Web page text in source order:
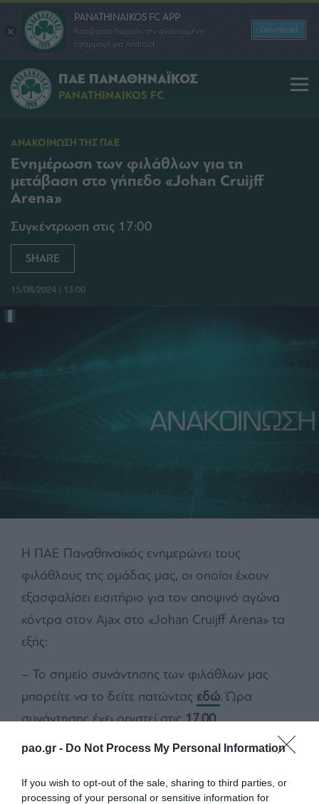
pao.gr - Do Not Process My Personal Information
If you wish to opt-out of the sale, sharing to third parties, or
processing of your personal or sensitive information for
PANATHINAIKOS FC APP
Κατεβάστε δωρεάν την ανανεωμένη
εφαρμογή για Android
Download
ΠΑΕ ΠΑΝΑΘΗΝΑΪΚΟΣ
PANATHINAIKOS FC
ΑΝΑΚΟΙΝΩΣΗ ΤΗΣ ΠΑΕ
Ενημέρωση των φιλάθλων για τη
μετάβαση στο γήπεδο «Johan Cruijff
Arena»
Συγκέντρωση στις 17:00
SHARE
15/08/2024 | 13:00
Η ΠΑΕ Παναθηναϊκός ενημερώνει τους
φιλάθλους της ομάδας μας, οι οποίοι έχουν
εξασφαλίσει εισιτήριο για τον αποψινό αγώνα
κόντρα στον Ajax στο «Johan Cruijff Arena» τα
εξής:
– Το σημείο συνάντησης των φιλάθλων μας
μπορείτε να το δείτε πατώντας εδώ. Ώρα
συνάντησης έχει οριστεί στις17.00.
-Από εκεί στις17.40θα αναχωρήσουν, συνοδεία
μετρό, απ’ όπου με ειδικούς συρμούς θα